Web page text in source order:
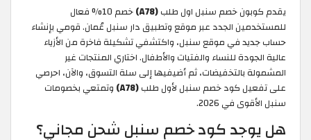
يقدم كوبون خصم سنبل اول طلب(A78)
خصم 10% فعال
للمستخدمين الجدد عبر موقع وتطبيق دار سنبل عُمان. قومي بإنشاء
حساب جديد في موقع سنبل، واكتشفي تشكيلة فاخرة من الأزياء
عالية الجودة للنساء والفتيات والأطفال. اختاري المنتجات غير
المشمولة بالتخفيضات، ثم أضيفيها إلى سلة التسوق، والآن، احرصي
على تفعيل كود خصم سنبل لأول طلب(A78)
وتمتعي بخصومات
سنبل الأقوى في 2026.
هل يوجد كود خصم سنبل شحن مجاني؟